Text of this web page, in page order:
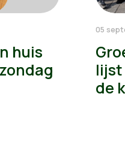
huis
05
lijst
de